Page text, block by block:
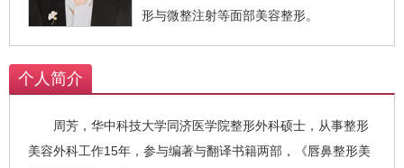
形与微整注射等面部美容整形。
个人简介
周芳，华中科技大学同济医学院整形外科硕士，从事整形
美容外科工作15年，参与编著与翻译书籍两部，《唇鼻整形美